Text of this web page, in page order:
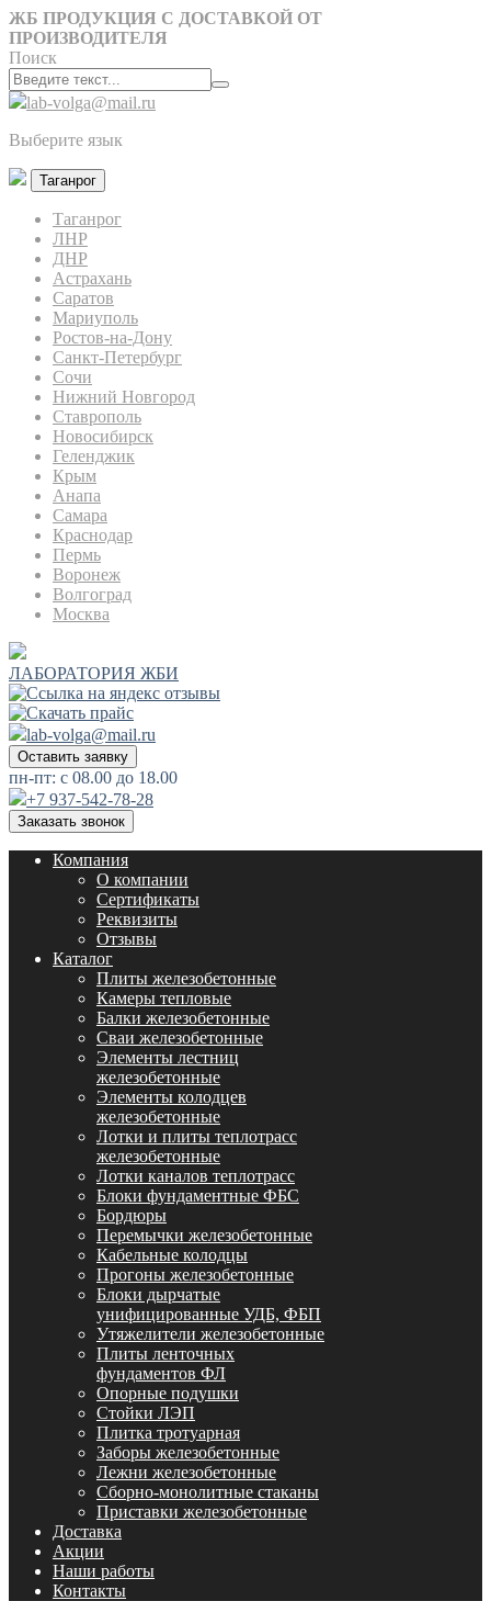
ЖБ ПРОДУКЦИЯ С ДОСТАВКОЙ ОТ
ПРОИЗВОДИТЕЛЯ
Поиск
lab-volga@mail.ru
Выберите язык
Таганрог
Таганрог
ЛНР
ДНР
Астрахань
Саратов
Мариуполь
Ростов-на-Дону
Санкт-Петербург
Сочи
Нижний Новгород
Ставрополь
Новосибирск
Геленджик
Крым
Анапа
Самара
Краснодар
Пермь
Воронеж
Волгоград
Москва
ЛАБОРАТОРИЯ ЖБИ
lab-volga@mail.ru
Оставить заявку
пн-пт: с 08.00 до 18.00
+7 937-542-78-28
Заказать звонок
Компания
О компании
Сертификаты
Реквизиты
Отзывы
Каталог
Плиты железобетонные
Камеры тепловые
Балки железобетонные
Сваи железобетонные
Элементы лестниц
железобетонные
Элементы колодцев
железобетонные
Лотки и плиты теплотрасс
железобетонные
Лотки каналов теплотрасс
Блоки фундаментные ФБС
Бордюры
Перемычки железобетонные
Кабельные колодцы
Прогоны железобетонные
Блоки дырчатые
унифицированные УДБ, ФБП
Утяжелители железобетонные
Плиты ленточных
фундаментов ФЛ
Опорные подушки
Стойки ЛЭП
Плитка тротуарная
Заборы железобетонные
Лежни железобетонные
Сборно-монолитные стаканы
Приставки железобетонные
Доставка
Акции
Наши работы
Контакты